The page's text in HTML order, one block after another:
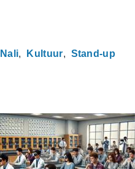
Nali Kultuur Stand-up